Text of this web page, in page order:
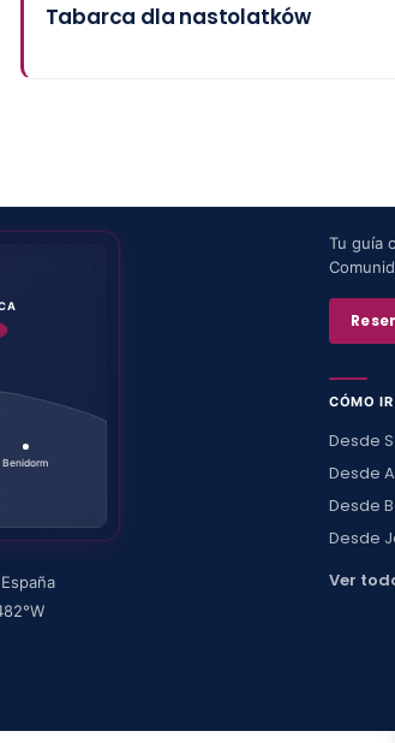
Tabarca dla nastolatków
Benidorm
España
°W
Tu guía
CÓMO IR
Desde
Desde
Desde
Desde
Ver